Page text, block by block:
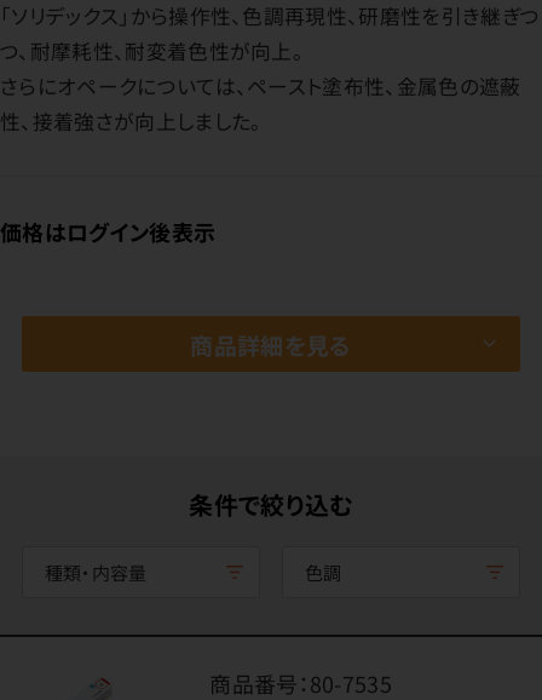
「ソリデックス」から操作性、色調再現性、研磨性を引き継ぎつ
つ、耐摩耗性、耐変着色性が向上。
さらにオペークについては、ペースト塗布性、金属色の遮蔽
性、接着強さが向上しました。
価格はログイン後表示
商品詳細を見る
条件で絞り込む
種類・内容量 色調
商品番号：80-7535